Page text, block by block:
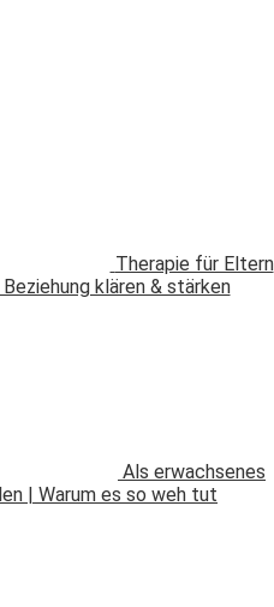
Therapie für Eltern
klären & stärken
Als erwachsenes
| Warum es so weh tut